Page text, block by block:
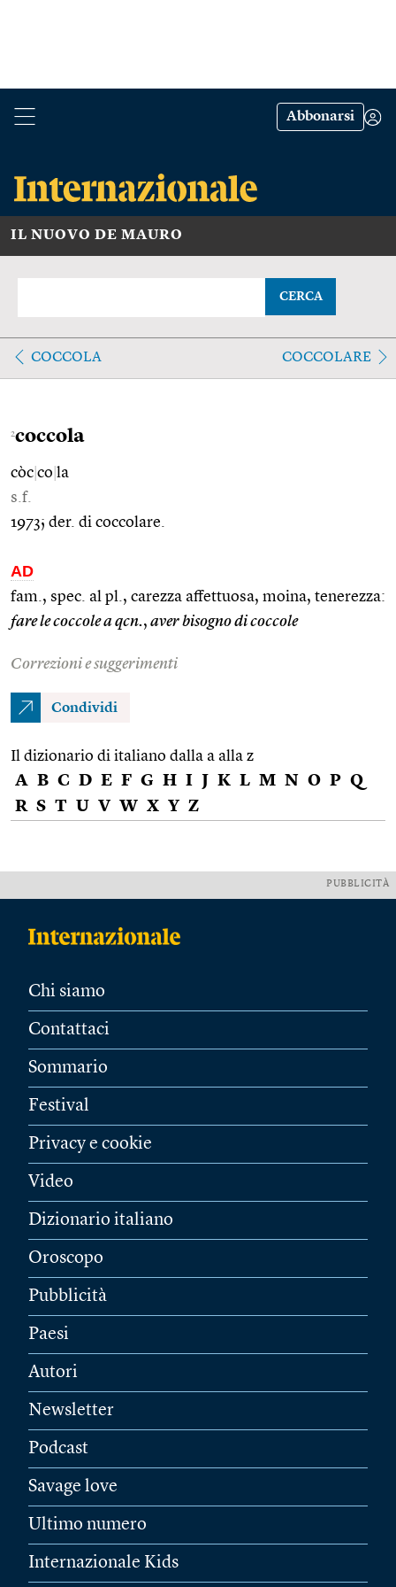
Abbonarsi
IL NUOVO DE MAURO
CERCA
COCCOLA COCCOLARE
2coccola
còc co la
s.f.
1973; der. di coccolare.
AD
fam., spec. al pl., carezza affettuosa, moina, tenerezza:
fare le coccole a qcn., aver bisogno di coccole
Correzioni e suggerimenti
Condividi
Il dizionario di italiano dalla a alla z
A B C D E F G H I J K L M N O P Q
R S T U V W X Y Z
PUBBLICITÀ
Chi siamo
Contattaci
Sommario
Festival
Privacy e cookie
Video
Dizionario italiano
Oroscopo
Pubblicità
Paesi
Autori
Newsletter
Podcast
Savage love
Ultimo numero
Internazionale Kids